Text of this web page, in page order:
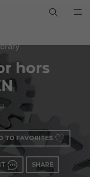
hors
TO FAVORITES
SHARE